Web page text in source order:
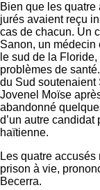
Bien que les
jurés avaient reçu
cas de chacun. Un
Sanon, un médecin
le sud de la
problèmes de
du Sud soutenaient
Jovenel Moïse
abandonné
d’un autre
haïtienne.
Les quatre
prison à vie,
Becerra.